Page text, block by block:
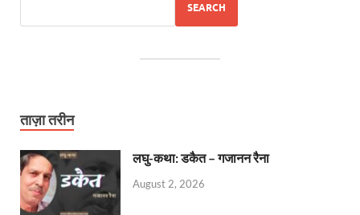
SEARCH
ताज़ा तरीन
लघु-कथा: डकैत – गजानन रैना
August 2, 2026